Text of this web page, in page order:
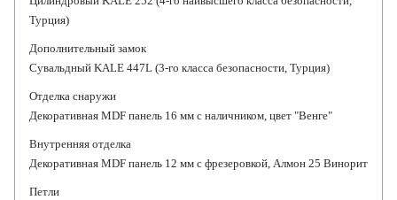
Турция)
Дополнительный замок
Сувальдный KALE 447L (3-го класса безопасности, Турция)
Отделка снаружи
Декоративная MDF панель 16 мм с наличником, цвет "Венге"
Внутренняя отделка
Декоративная MDF панель 12 мм с фрезеровкой, Алмон 25 Винорит
Петли